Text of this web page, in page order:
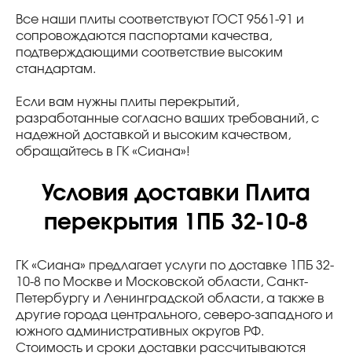
Все наши плиты соответствуют ГОСТ 9561-91 и
сопровождаются паспортами качества,
подтверждающими соответствие высоким
стандартам.
Если вам нужны плиты перекрытий,
разработанные согласно ваших требований, с
надежной доставкой и высоким качеством,
обращайтесь в ГК «Сиана»!
Условия доставки Плита
перекрытия 1ПБ 32-10-8
ГК «Сиана» предлагает услуги по доставке 1ПБ 32-
10-8 по Москве и Московской области, Санкт-
Петербургу и Ленинградской области, а также в
другие города центрального, северо-западного и
южного административных округов РФ.
Стоимость и сроки доставки рассчитываются